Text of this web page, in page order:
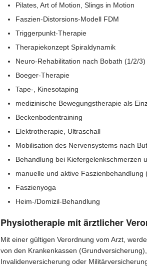
Pilates, Art of Motion, Slings in Motion
Faszien-Distorsions-Modell FDM
Triggerpunkt-Therapie
Therapiekonzept Spiraldynamik
Neuro-Rehabilitation nach Bobath (1/2/3)
Boeger-Therapie
Tape-, Kinesotaping
medizinische Bewegungstherapie als
Beckenbodentraining
Elektrotherapie, Ultraschall
Mobilisation des Nervensystems nach
Behandlung bei Kiefergelenkschmerzen
manuelle und aktive Faszienbehandlung
Faszienyoga
Heim-/Domizil-Behandlung
Physiotherapie mit ärztlicher
Mit einer gültigen Verordnung vom Arzt,
von den Krankenkassen
Invalidenversicherung oder